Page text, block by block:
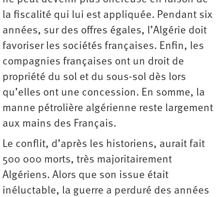
la fiscalité qui lui est appliquée. Pendant six
années, sur des offres égales, l’Algérie doit
favoriser les sociétés françaises. Enfin, les
compagnies françaises ont un droit de
propriété du sol et du sous-sol dès lors
qu’elles ont une concession. En somme, la
manne pétrolière algérienne reste largement
aux mains des Français.
Le conflit, d’après les historiens, aurait fait
500 000 morts, très majoritairement
Algériens. Alors que son issue était
inéluctable, la guerre a perduré des années